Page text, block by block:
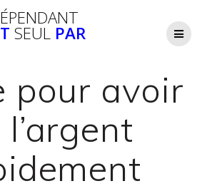
au
contenu
SEUL PAR
pour avoir
l’argent